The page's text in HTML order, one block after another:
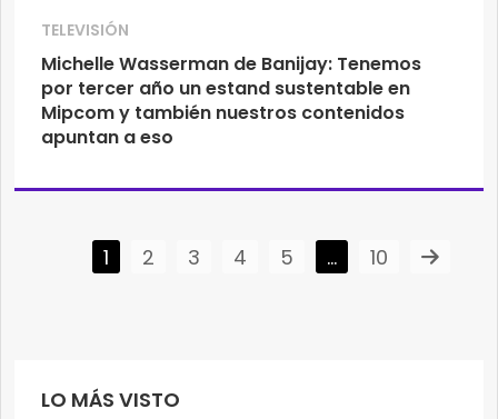
LO MÁS VISTO
TELEVISIÓN
Michelle Wasserman de Banijay: Tenemos
por tercer año un estand sustentable en
Mipcom y también nuestros contenidos
apuntan a eso
1 2 3 4 5 … 10